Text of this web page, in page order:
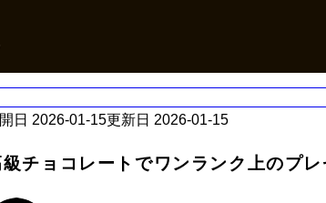
日 2026-01-15更新日 2026-01-15
級チョコレートでワンランク上のプ